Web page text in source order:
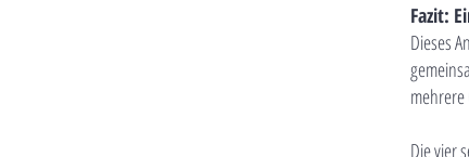
Fazit:
Dieses
Die vier